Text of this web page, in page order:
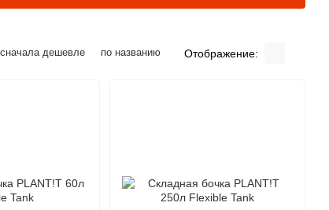
сначала дешевле по названию Отображение: